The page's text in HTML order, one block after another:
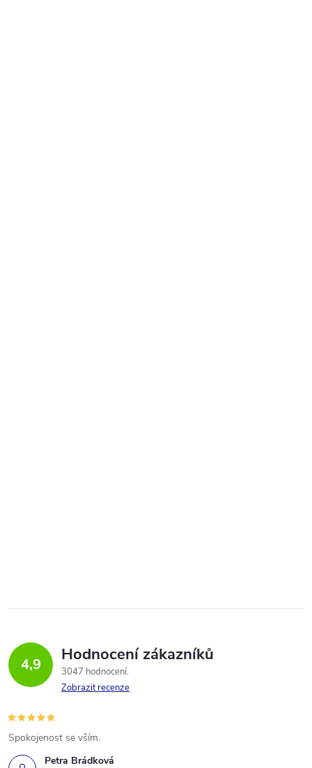
4,9 Hodnocení zákazníků
3047 hodnocení
Zobrazit recenze
Petra Brádková
Spokojenost se vším.